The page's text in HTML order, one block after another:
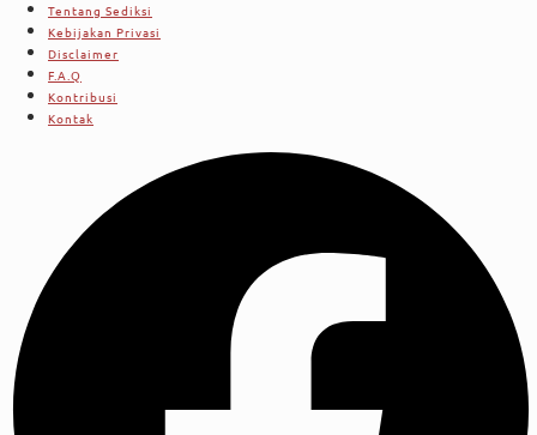
Tentang Sediksi
Kebijakan Privasi
Disclaimer
F.A.Q
Kontribusi
Kontak